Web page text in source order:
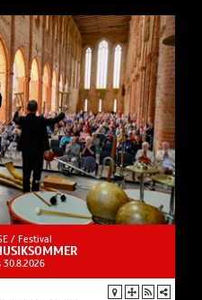
/ Festival
30.8.2026